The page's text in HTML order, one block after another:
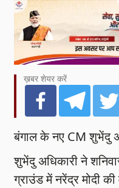
ख़बर शेयर करें
बंगाल के नए CM शुभेंदु
शुभेंदु अधिकारी ने
ग्राउंड में नरेंद्र मोदी